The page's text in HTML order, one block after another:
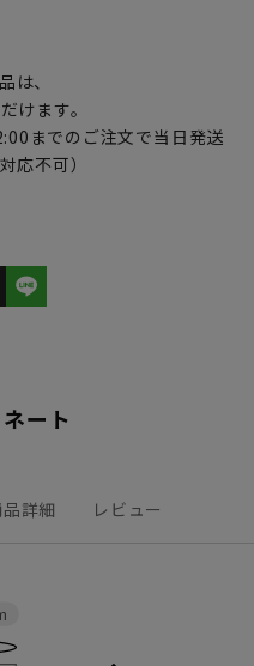
は、
けます。
までのご注文で当日発送
応不可）
ート
詳細 レビュー